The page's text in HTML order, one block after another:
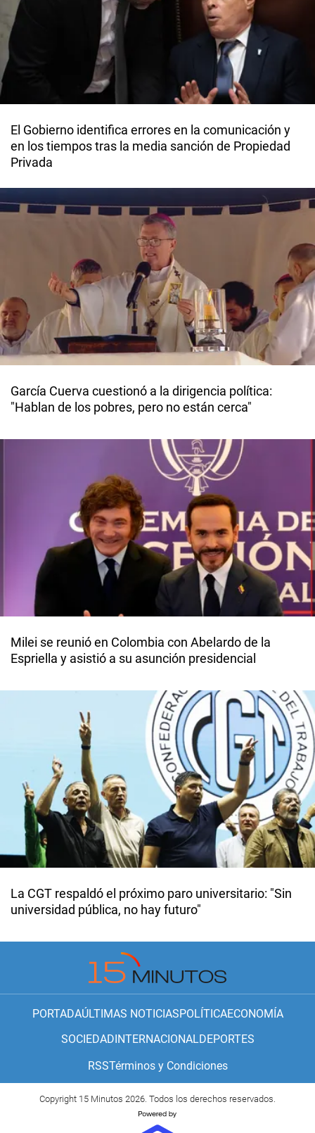
El Gobierno identifica errores en la comunicación y
en los tiempos tras la media sanción de Propiedad
Privada
García Cuerva cuestionó a la dirigencia política:
"Hablan de los pobres, pero no están cerca"
Milei se reunió en Colombia con Abelardo de la
Espriella y asistió a su asunción presidencial
La CGT respaldó el próximo paro universitario: "Sin
universidad pública, no hay futuro"
PORTADAÚLTIMAS NOTICIASPOLÍTICAECONOMÍA
SOCIEDADINTERNACIONALDEPORTES
RSSTérminos y Condiciones
Copyright 15 Minutos 2026. Todos los derechos reservados.